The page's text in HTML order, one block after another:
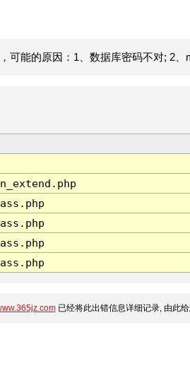
可能的原因：1、数据库密码不对; 2、
已经将此出错信息详细记录, 由此